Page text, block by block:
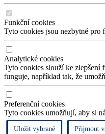
Funkční cookies
Tyto cookies jsou nezbytné pro
Analytické cookies
Tyto cookies slouží ke zlepšení
funguje, například tak, že
Preferenční cookies
Tyto cookies umožňují, aby si
Uložit vybrané Přijmout